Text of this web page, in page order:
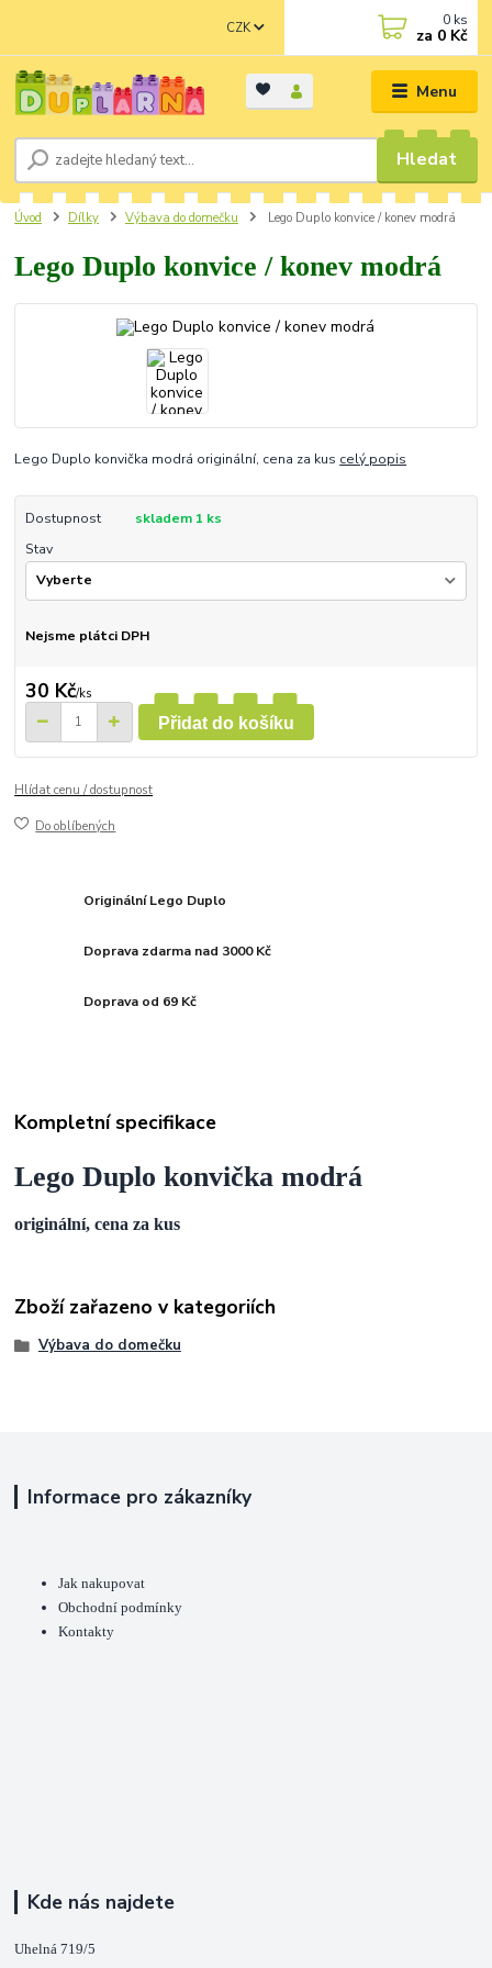
Menu
CZK
Hledat
0 ks
za 0 Kč
Úvod Dílky Výbava do domečku Lego Duplo konvice / konev modrá
Lego Duplo konvice / konev modrá
Lego Duplo konvička modrá originální, cena za kus celý popis
Dostupnost
skladem 1 ks
Stav
Nejsme plátci DPH
30 Kč/ks
Přidat do košíku
Hlídat cenu / dostupnost
Do oblíbených
Originální Lego Duplo
Doprava zdarma nad 3000 Kč
Doprava od 69 Kč
Kompletní specifikace
Lego Duplo konvička modrá
originální, cena za kus
Zboží zařazeno v kategoriích
Výbava do domečku
Informace pro zákazníky
Jak nakupovat
Obchodní podmínky
Kontakty
Kde nás najdete
Uhelná 719/5